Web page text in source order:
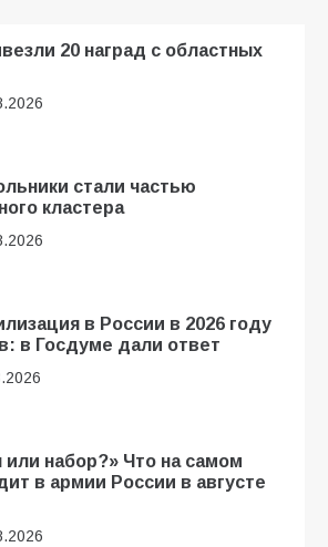
20 наград с областных
стали частью
кластера
в России в 2026 году
в Госдуме дали ответ
набор?» Что на самом
в армии России в августе